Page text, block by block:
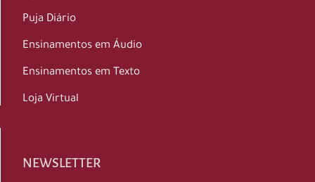
Puja Diário
Ensinamentos em Áudio
Ensinamentos em Texto
Loja Virtual
NEWSLETTER